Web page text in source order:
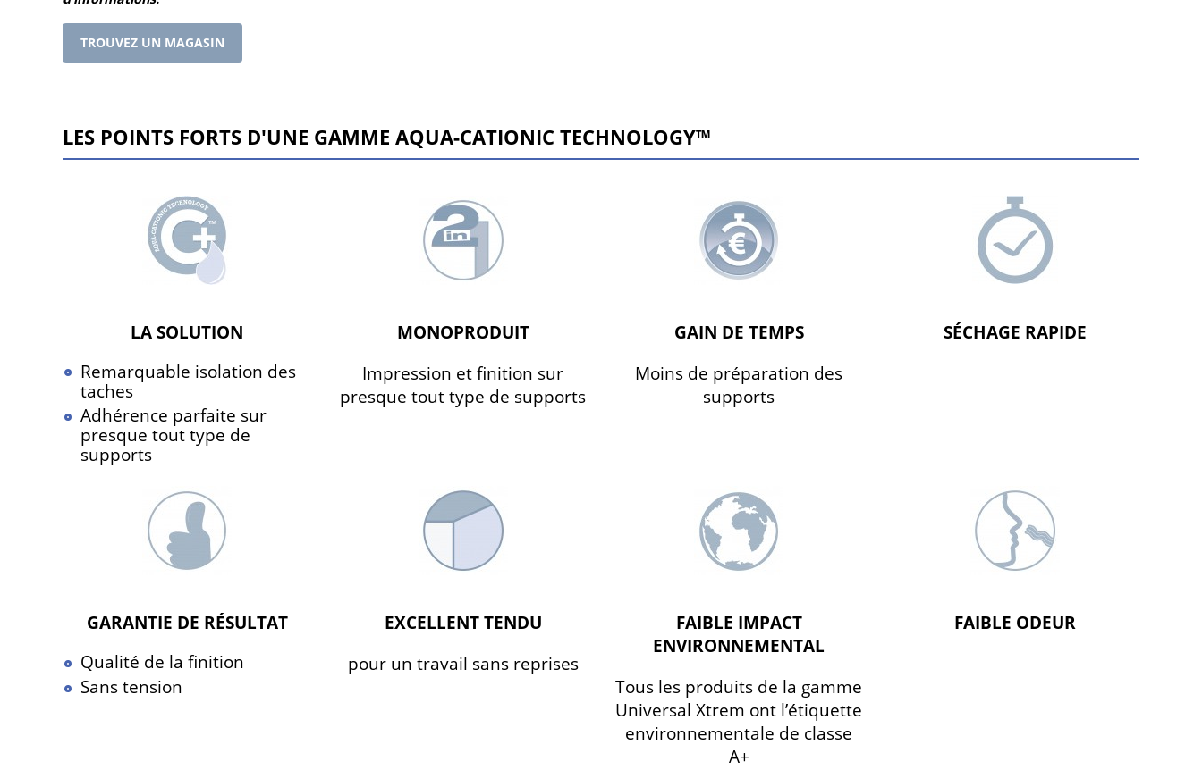
TROUVEZ UN MAGASIN
LES POINTS FORTS D'UNE GAMME AQUA-CATIONIC TECHNOLOGY™
LA SOLUTION
Remarquable isolation des
taches
Adhérence parfaite sur
presque tout type de
supports
MONOPRODUIT
Impression et finition sur
presque tout type de supports
GAIN DE TEMPS
Moins de préparation des
supports
SÉCHAGE RAPIDE
GARANTIE DE RÉSULTAT
Qualité de la finition
Sans tension
EXCELLENT TENDU
pour un travail sans reprises
FAIBLE IMPACT
ENVIRONNEMENTAL
Tous les produits de la gamme
Universal Xtrem ont l’étiquette
environnementale de classe
A+
FAIBLE ODEUR